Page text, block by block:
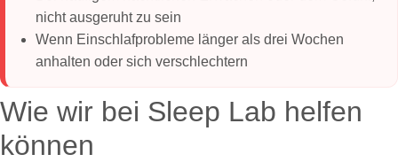
nicht ausgeruht zu sein
Wenn Einschlafprobleme länger als drei Wochen
anhalten oder sich verschlechtern
Wie wir bei Sleep Lab helfen
können